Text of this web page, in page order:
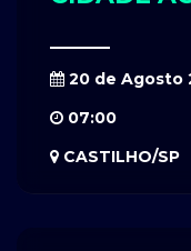
20 de Agosto
07:00
CASTILHO/SP